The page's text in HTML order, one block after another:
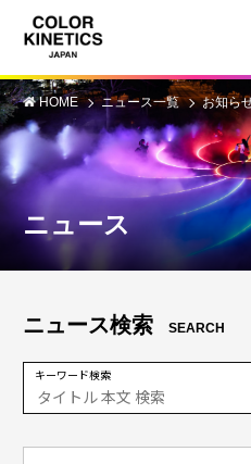
HOME ニュース一覧 お知ら
ニュース
ニュース検索 SEARCH
キーワード検索